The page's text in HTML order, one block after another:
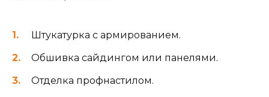
Штукатурка с армированием.
Обшивка сайдингом или панелями.
Отделка профнастилом.